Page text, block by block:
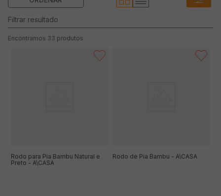
33 produtos
Rodo para Pia Bambu Natural e
Preto - A\CASA
Rodo de Pia Bambu - A\CASA